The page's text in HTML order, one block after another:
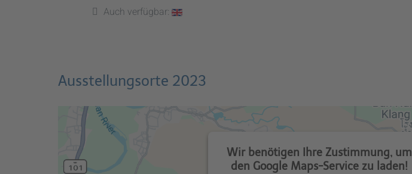
Auch verfügbar:
Ausstellungsorte 2023
Wir benötigen Ihre Zustimmung, um
den Google Maps-Service zu laden!